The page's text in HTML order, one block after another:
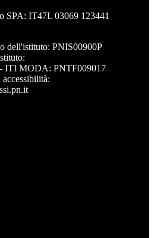
SPA: IT47L 03069 123441
dell'istituto: PNIS00900P
ITI MODA: PNTF009017